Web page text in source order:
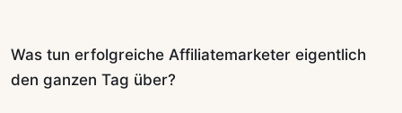
Was tun erfolgreiche Affiliatemarketer eigentlich
den ganzen Tag über?